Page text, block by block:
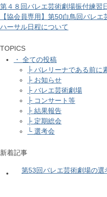
第４８回バレエ芸術劇場振付練習
【協会員専用】第50白鳥回バレ
ハーサル日程について
TOPICS
・ 全ての投稿
├ バレリーナである前に
├ お知らせ
├ バレエ芸術劇場
├ コンサート等
├ 結果報告
├ 定期総会
└ 選考会
新着記事
第53回バレエ芸術劇場の選